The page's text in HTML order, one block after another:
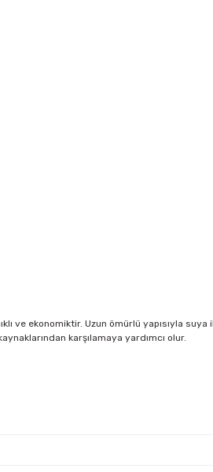
ve ekonomiktir. Uzun ömürlü yapısıyla
karşılamaya yardımcı olur.